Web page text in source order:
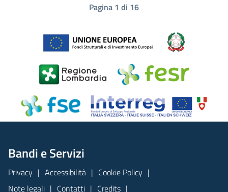
Pagina 1 di 16
Bandi e Servizi
Privacy Accessibilità
Cookie Policy
Note legali
Contatti Credits